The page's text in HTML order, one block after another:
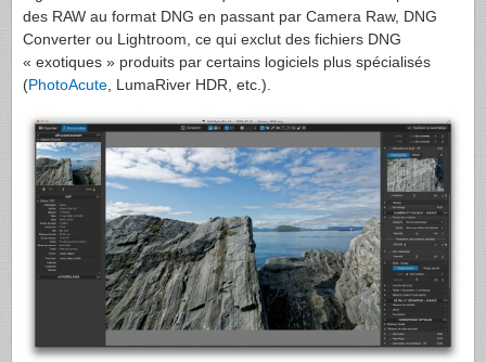
des RAW au format DNG en passant par Camera Raw, DNG
Converter ou Lightroom, ce qui exclut des fichiers DNG
« exotiques » produits par certains logiciels plus spécialisés
(PhotoAcute , LumaRiver HDR, etc.).